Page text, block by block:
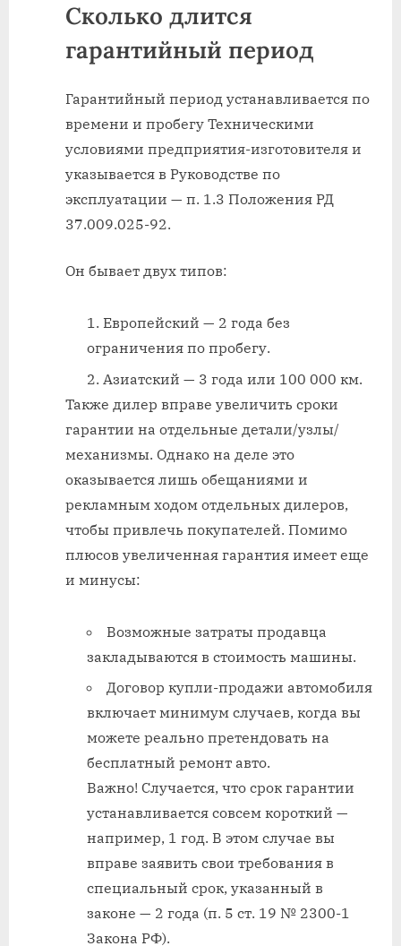
Сколько длится
гарантийный период
Гарантийный период устанавливается по
времени и пробегу Техническими
условиями предприятия-изготовителя и
указывается в Руководстве по
эксплуатации — п. 1.3 Положения РД
37.009.025-92.
Он бывает двух типов:
Европейский — 2 года без
ограничения по пробегу.
Азиатский — 3 года или 100 000 км.
Также дилер вправе увеличить сроки
гарантии на отдельные детали/узлы/
механизмы. Однако на деле это
оказывается лишь обещаниями и
рекламным ходом отдельных дилеров,
чтобы привлечь покупателей. Помимо
плюсов увеличенная гарантия имеет еще
и минусы:
Возможные затраты продавца
закладываются в стоимость машины.
Договор купли-продажи автомобиля
включает минимум случаев, когда вы
можете реально претендовать на
бесплатный ремонт авто.
Важно! Случается, что срок гарантии
устанавливается совсем короткий —
например, 1 год. В этом случае вы
вправе заявить свои требования в
специальный срок, указанный в
законе — 2 года (п. 5 ст. 19 № 2300-1
Закона РФ).